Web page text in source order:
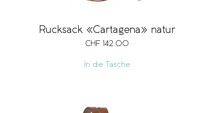
Rucksack «Cartagena» natur
CHF 142.00
In die Tasche